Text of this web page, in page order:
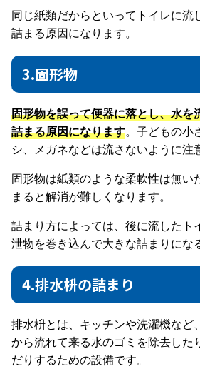
同じ紙類だからといってトイレに流
詰まる原因になります。
3.固形物
固形物を誤って便器に落とし、水を
詰まる原因になります。子どもの小
シ、メガネなどは流さないように注
固形物は紙類のような柔軟性は無い
まると解消が難しくなります。
詰まり方によっては、後に流したト
泄物を巻き込んで大きな詰まりにな
4.排水枡の詰まり
排水枡とは、キッチンや洗濯機など
から流れて来る水のゴミを除去した
だりするための設備です。